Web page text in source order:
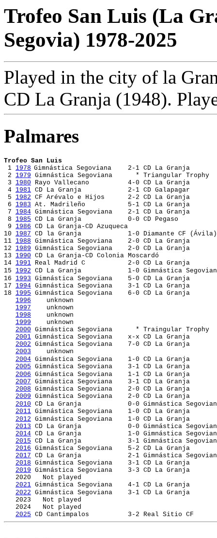
Trofeo San Luis (La
Segovia) 1978-2025
Played in the city of la
CD La Granja (1948).
Palmares
Trofeo San Luis
1 1978
Gimnástica Segoviana 	2-1 CD La Granja
2 1979 Gimnástica Segoviana      * Triangular Trophy
3 1980
Rayo Vallecano		4-0 CD La Granja
4 1981 CD La Granja		2-1 CD Galapagar
5 1982
6 1983
At. Madrileño		5-1 CD La Granja
7 1984
Gimnástica Segoviana 	2-1 CD La Granja
8 1985
CD La Granja		0-0 CD
9 1986 CD La Granja-CD Azuqueca
10 1987
CD la Granja		1-0 Diamante CF (Ávila)
11 1988
Gimnástica Segoviana	2-0 CD La Granja
12 1989
Gimnástica Segoviana	2-0 CD La Granja
13 1990 CD La Granja-CD Colonia Moscardó
14 1991
Real Madrid C		2-0 CD La Granja
15 1992
CD La Granja		1-0 Gimnástica
16 1993 Gimnástica Segoviana    5-0 CD La Granja
17 1994
Gimnástica Segoviana	3-1 CD La Granja
18 1995 Gimnástica Segoviana    6-0 CD La Granja
1996
    unknown
1997
    unknown
1998
    unknown
1999
    unknown
2000
Gimnástica Segoviana	  * Traingular Trophy
2001
Gimnástica Segoviana	x-x CD La Granja
2002
Gimnástica Segoviana	7-0 CD La Granja
2003
    unknown
2004
Gimnástica Segoviana	1-0 CD La Granja
2005
Gimnástica Segoviana	3-1 CD La Granja
2006
Gimnástica Segoviana	1-1
2007
Gimnástica Segoviana	3-1 CD La Granja
2008
2009
2010
CD La Granja		0-0
2011
Gimnástica Segoviana	1-0 CD La Granja
2012
Gimnástica Segoviana	1-0 CD La Granja
2013 CD La Granja		0-0 Gimnástica Segoviana     [CD La Granja on pen.]
2014
CD La Granja		1-0 Gimnástica
2015 CD La Granja		3-1 Gimnástica Segoviana
2016 Gimnástica Segoviana	5-2 CD La Granja
2017 CD La Granja		2-1 Gimnástica Segoviana
2018 Gimnástica Segoviana	3-1 CD La Granja
2019
Gimnástica Segoviana	3-3
   2020   Not played
2021
Gimnástica Segoviana	4-1 CD La Granja
2022
Gimnástica Segoviana	3-1 CD La Granja
   2023   Not played
   2024   Not played
2025
CD Cantimpalos		3-2 Real Sitio CF